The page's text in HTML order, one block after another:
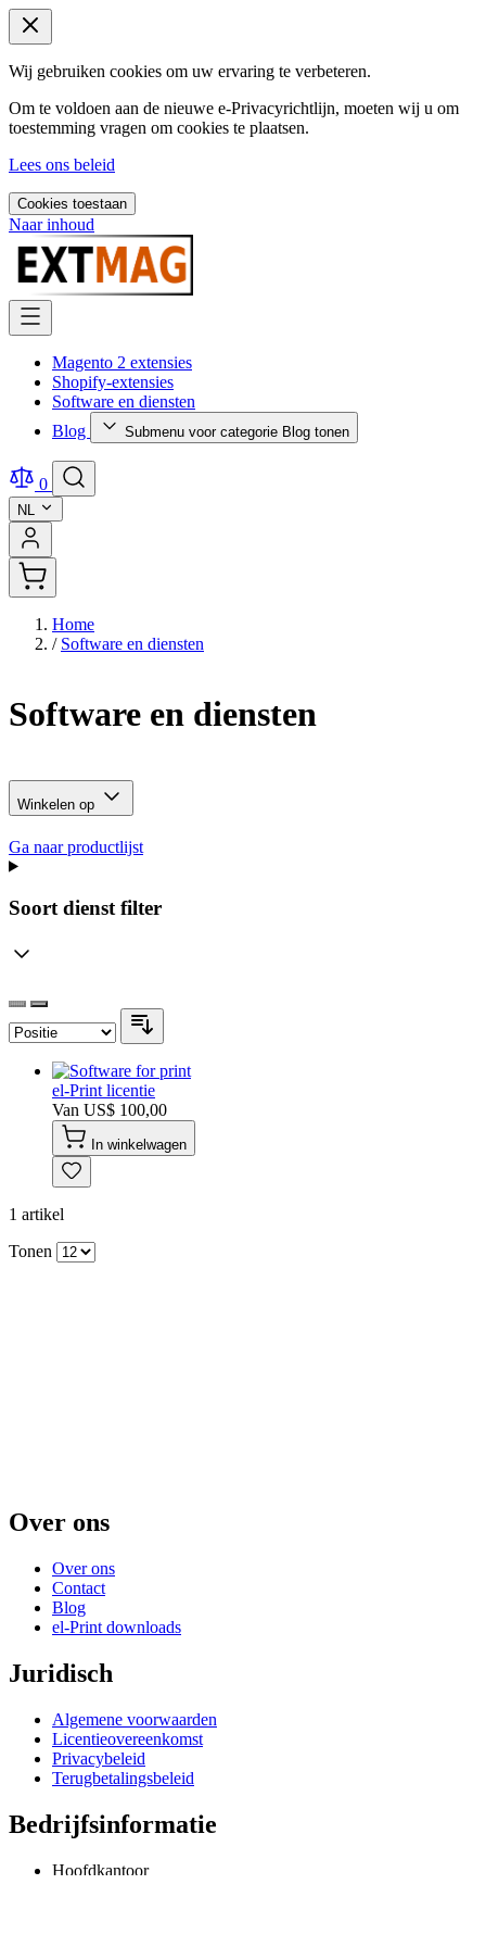
Wij gebruiken cookies om uw ervaring te verbeteren.
Om te voldoen aan de nieuwe e-Privacyrichtlijn, moeten wij u om
toestemming vragen om cookies te plaatsen.
Lees ons beleid
Cookies toestaan
Naar inhoud
Magento 2 extensies
Shopify-extensies
Software en diensten
Blog
Submenu voor categorie Blog tonen
0
NL
Home
/ Software en diensten
Software en diensten
Winkelen op
Ga naar productlijst
Soort dienstfilter
el-Print licentie
Van US$ 100,00
In winkelwagen
1 artikel
Tonen
Over ons
Over ons
Contact
Blog
el-Print downloads
Juridisch
Algemene voorwaarden
Licentieovereenkomst
Privacybeleid
Terugbetalingsbeleid
Bedrijfsinformatie
Hoofdkantoor